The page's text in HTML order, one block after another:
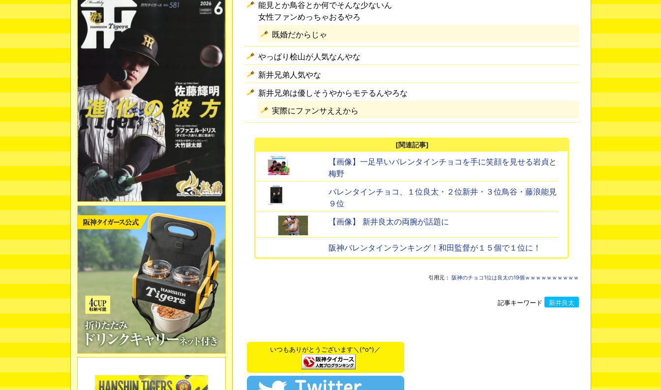
能見とか鳥谷とか何でそんな少ないん
女性ファンめっちゃおるやろ
既婚だからじゃ
やっぱり桧山が人気なんやな
新井兄弟人気やな
新井兄弟は優しそうやからモテるんやろな
実際にファンサええから
[関連記事]
【画像】一足早いバレンタインチョコを手に笑顔を見せる岩貞と
梅野
バレンタインチョコ、１位良太・２位新井・３位鳥谷・藤浪能見
９位
【画像】 新井良太の両腕が話題に
阪神バレンタインランキング！和田監督が１５個で１位に！
引用元： 阪神のチョコ1位は良太の19個ｗｗｗｗｗｗｗｗｗｗ
記事キーワード 新井良太
いつもありがとうございます＼(^o^)／